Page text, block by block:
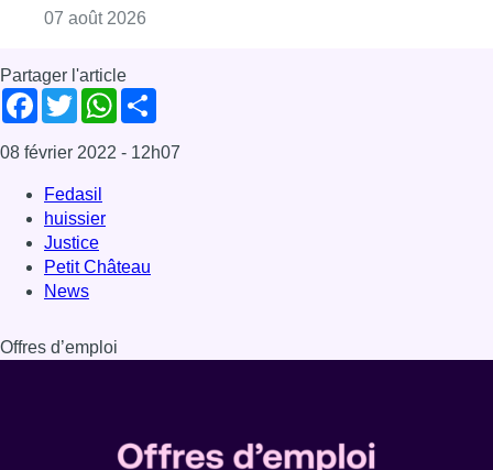
07 août 2026
Partager l'article
Facebook
TwitterWhatsApp
08 février 2022 - 12h07
Fedasil
huissier
Justice
Petit Château
News
Offres d’emploi